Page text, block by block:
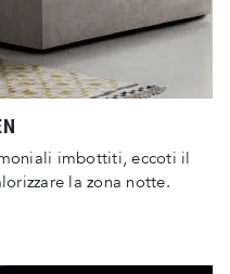
imbottiti, eccoti il
la zona notte.